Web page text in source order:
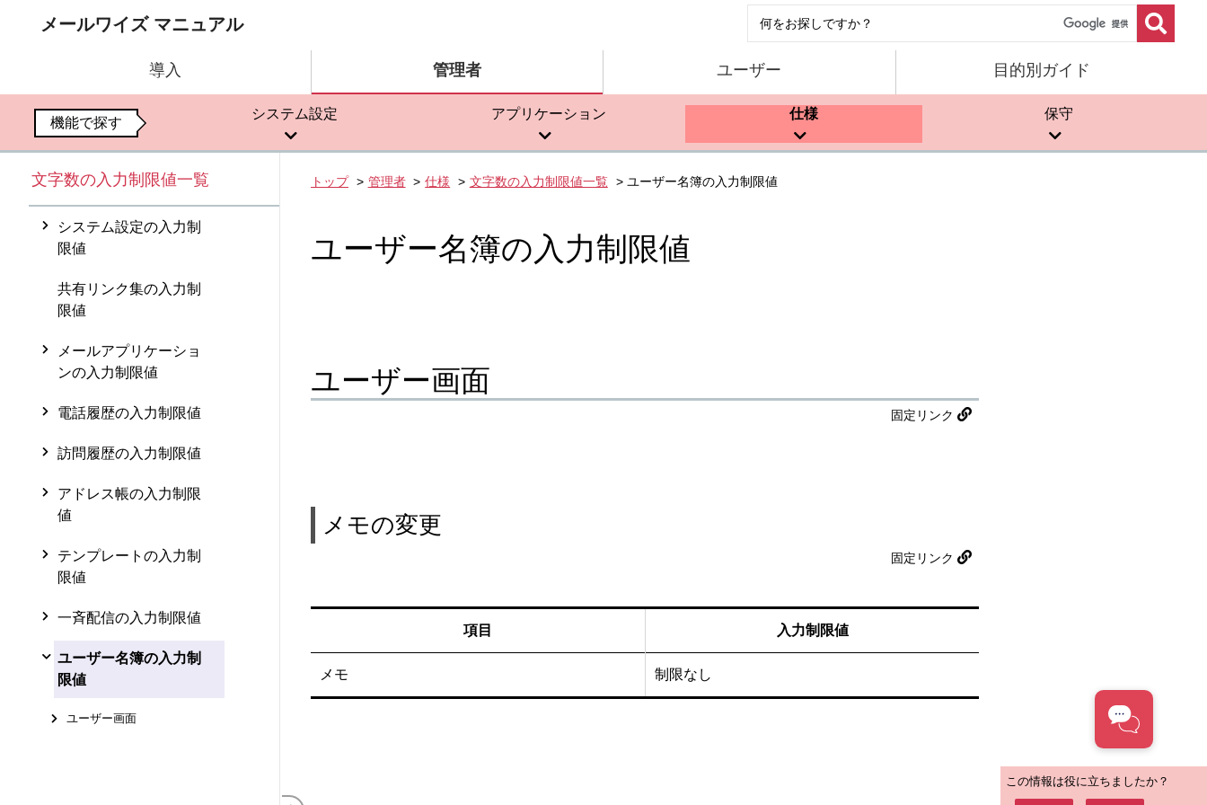
メールワイズ マニュアル
導入 管理者 ユーザー 目的別ガイド
機能で探す
システム設定 アプリケーション 仕様 保守
文字数の入力制限値一覧
システム設定の入力制
限値
共有リンク集の入力制
限値
メールアプリケーショ
ンの入力制限値
電話履歴の入力制限値
訪問履歴の入力制限値
アドレス帳の入力制限
値
テンプレートの入力制
限値
一斉配信の入力制限値
ユーザー名簿の入力制
限値
ユーザー画面
トップ 管理者 仕様 文字数の入力制限値一覧 ユーザー名簿の入力制限値
ユーザー名簿の入力制限値
ユーザー画面
固定リンク
メモの変更
固定リンク
項目 入力制限値
メモ 制限なし
この情報は役に立ちましたか？